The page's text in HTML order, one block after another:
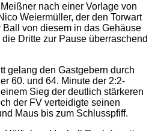
nach einer Vorlage von
Weiermüller, der den Torwart
von diesem in das Gehäuse
Dritte zur Pause überraschend
gelang den Gastgebern durch
60. und 64. Minute der 2:2-
Sieg der deutlich stärkeren
der FV verteidigte seinen
Maus bis zum Schlusspfiff.